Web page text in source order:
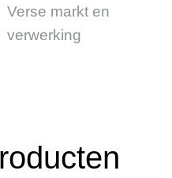
Verse markt en
verwerking